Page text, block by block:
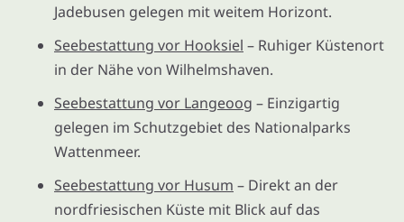
Jadebusen gelegen mit weitem Horizont.
Seebestattung vor Hooksiel – Ruhiger Küstenort
in der Nähe von Wilhelmshaven.
Seebestattung vor Langeoog – Einzigartig
gelegen im Schutzgebiet des Nationalparks
Wattenmeer.
Seebestattung vor Husum – Direkt an der
nordfriesischen Küste mit Blick auf das